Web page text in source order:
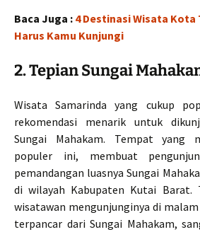
Baca Juga : 4 Destinasi Wisata Kota
Harus Kamu Kunjungi
2. Tepian Sungai
Wisata Samarinda yang cukup
rekomendasi menarik untuk
Sungai Mahakam. Tempat yang
populer ini, membuat
pemandangan luasnya Sungai
di wilayah Kabupaten Kutai Barat.
wisatawan mengunjunginya di
terpancar dari Sungai Mahakam,